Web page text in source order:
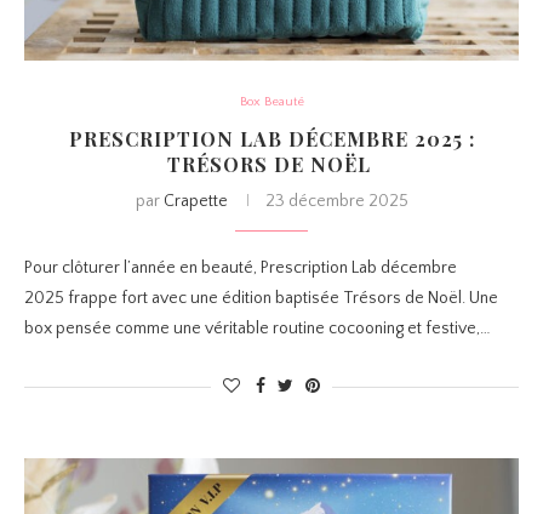
Box Beauté
PRESCRIPTION LAB DÉCEMBRE 2025 :
TRÉSORS DE NOËL
par Crapette 23 décembre 2025
Pour clôturer l’année en beauté, Prescription Lab décembre
2025 frappe fort avec une édition baptisée Trésors de Noël. Une
box pensée comme une véritable routine cocooning et festive,…